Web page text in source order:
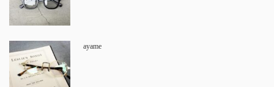
ayame